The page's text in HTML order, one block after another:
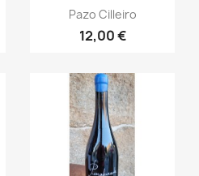
Vista rápida
Pazo Cilleiro
12,00 €